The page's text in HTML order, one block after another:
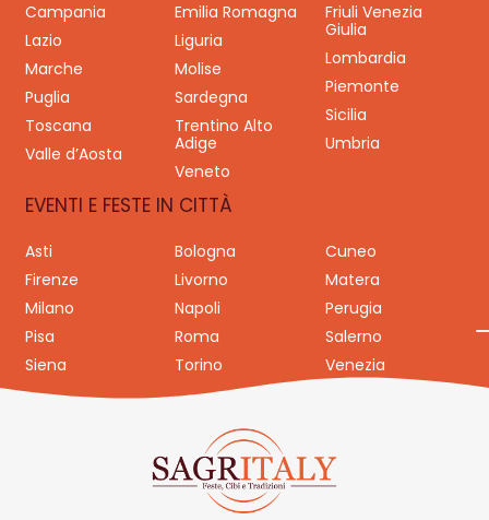
Campania
Emilia Romagna
Friuli Venezia
Giulia
Lazio
Liguria
Lombardia
Marche
Molise
Piemonte
Puglia
Sardegna
Sicilia
Toscana
Trentino Alto
Adige
Umbria
Valle d’Aosta
Veneto
EVENTI E FESTE IN CITTÀ
Asti Bologna
Cuneo
Firenze
Livorno
Matera
Milano
Napoli
Perugia
Pisa
Roma
Salerno
Siena
Torino Venezia